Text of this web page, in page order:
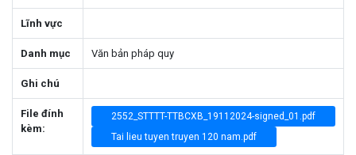
Lĩnh vực
Danh mục Văn bản pháp quy
Ghi chú
File đính
kèm:
2552_STTTT-TTBCXB_19112024-signed_01.pdf
Tai lieu tuyen truyen 120 nam.pdf